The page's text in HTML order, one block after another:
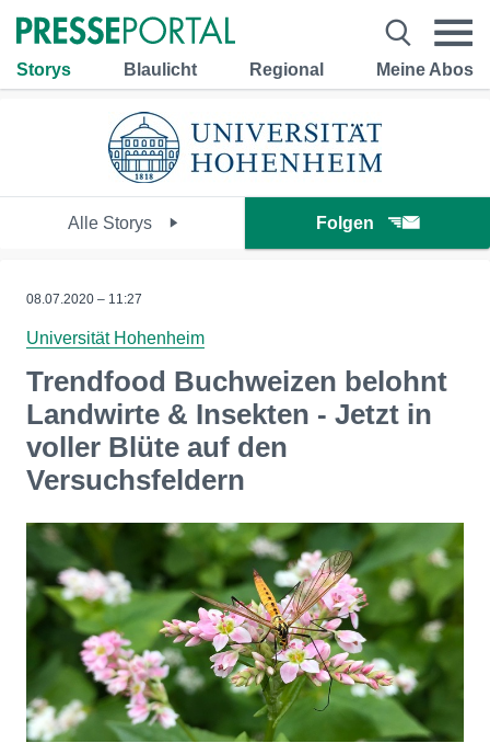
Storys Blaulicht Regional Meine Abos
Alle Storys Folgen
08.07.2020 – 11:27
Universität Hohenheim
Trendfood Buchweizen belohnt
Landwirte & Insekten - Jetzt in
voller Blüte auf den
Versuchsfeldern